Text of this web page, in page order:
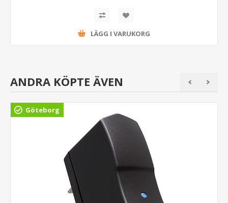
LÄGG I VARUKORG
ANDRA KÖPTE ÄVEN
Göteborg